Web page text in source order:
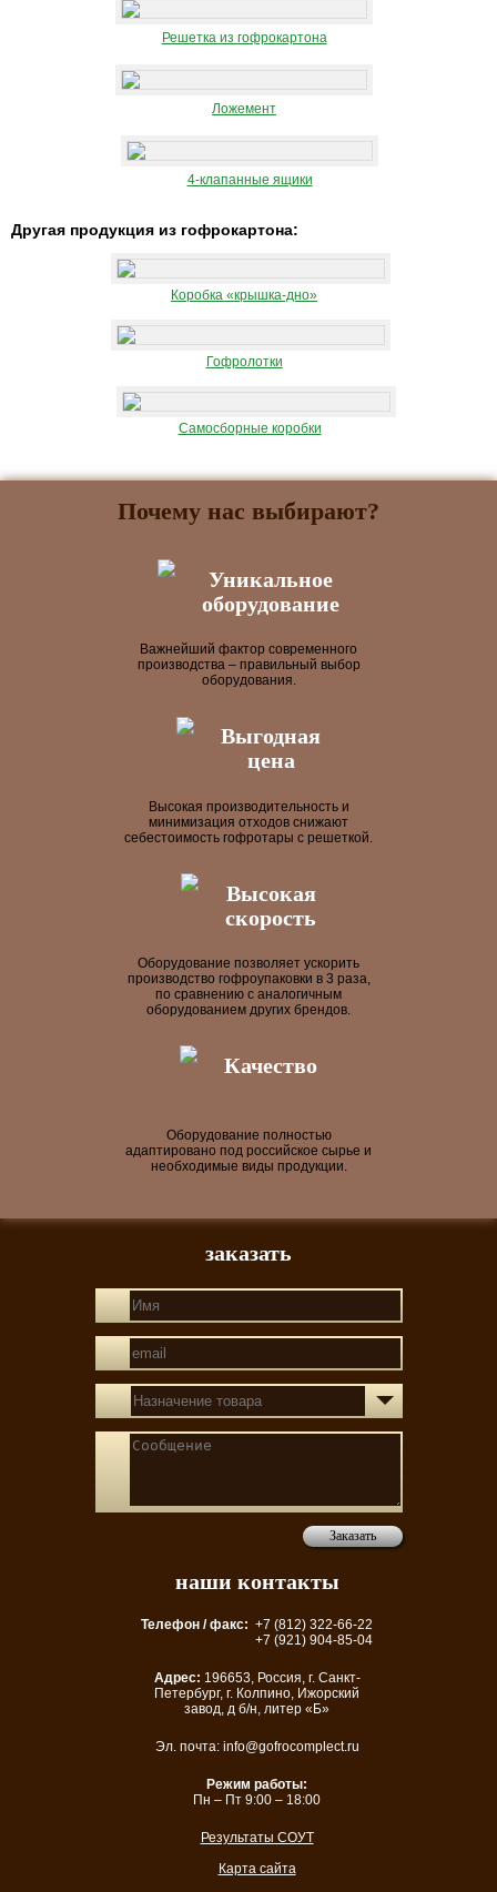
Решетка из гофрокартона
Ложемент
4-клапанные ящики
Другая продукция из гофрокартона:
Коробка «крышка-дно»
Гофролотки
Самосборные коробки
Почему нас выбирают?
Уникальное
оборудование
Важнейший фактор современного
производства – правильный выбор
оборудования.
Выгодная
цена
Высокая производительность и
минимизация отходов снижают
себестоимость гофротары с решеткой.
Высокая
скорость
Оборудование позволяет ускорить
производство гофроупаковки в 3 раза,
по сравнению с аналогичным
оборудованием других брендов.
Качество
Оборудование полностью
адаптировано под российское сырье и
необходимые виды продукции.
заказать
Заказать
наши контакты
Телефон / факс: +7 (812) 322-66-22
+7 (921) 904-85-04
Адрес: 196653, Россия, г. Санкт-
Петербург, г. Колпино, Ижорский
завод, д б/н, литер «Б»
Эл. почта: info@gofrocomplect.ru
Режим работы:
Пн – Пт 9:00 – 18:00
Результаты СОУТ
Карта сайта